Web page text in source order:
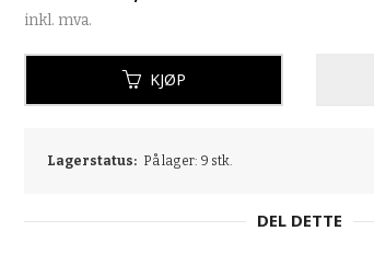
inkl. mva.
KJØP
Lagerstatus: På lager: 9 stk.
DEL DETTE